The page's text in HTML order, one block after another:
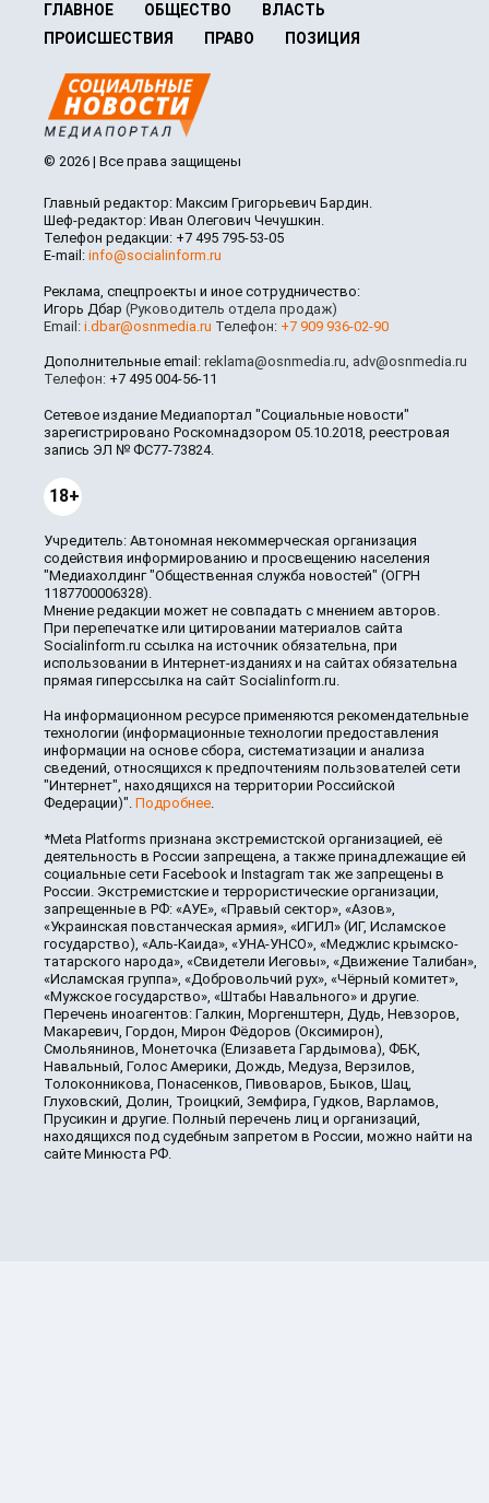
ГЛАВНОЕ ОБЩЕСТВО
ВЛАСТЬ
ПРОИСШЕСТВИЯ
ПРАВО ПОЗИЦИЯ
© 2026 | Все права защищены
Главный редактор: Максим Григорьевич Бардин.
Шеф-редактор: Иван Олегович Чечушкин.
Телефон редакции: +7 495 795-53-05
E-mail: info@socialinform.ru
Реклама, спецпроекты и иное сотрудничество:
Игорь Дбар (Руководитель отдела продаж)
Email: i.dbar@osnmedia.ru Телефон: +7 909 936-02-90
Дополнительные email: reklama@osnmedia.ru, adv@osnmedia.ru
Телефон: +7 495 004-56-11
Сетевое издание Медиапортал "Социальные новости"
зарегистрировано Роскомнадзором 05.10.2018, реестровая
запись ЭЛ № ФС77-73824.
18+
Учредитель: Автономная некоммерческая организация
содействия информированию и просвещению населения
"Медиахолдинг "Общественная служба новостей" (ОГРН
1187700006328).
Мнение редакции может не совпадать с мнением авторов.
При перепечатке или цитировании материалов сайта
Socialinform.ru ссылка на источник обязательна, при
использовании в Интернет-изданиях и на сайтах обязательна
прямая гиперссылка на сайт Socialinform.ru.
На информационном ресурсе применяются рекомендательные
технологии (информационные технологии предоставления
информации на основе сбора, систематизации и анализа
сведений, относящихся к предпочтениям пользователей сети
"Интернет", находящихся на территории Российской
Федерации)". Подробнее.
*Meta Platforms признана экстремистской организацией, её
деятельность в России запрещена, а также принадлежащие ей
социальные сети Facebook и Instagram так же запрещены в
России. Экстремистские и террористические организации,
запрещенные в РФ: «АУЕ», «Правый сектор», «Азов»,
«Украинская повстанческая армия», «ИГИЛ» (ИГ, Исламское
государство), «Аль-Каида», «УНА-УНСО», «Меджлис крымско-
татарского народа», «Свидетели Иеговы», «Движение Талибан»,
«Исламская группа», «Добровольчий рух», «Чёрный комитет»,
«Мужское государство», «Штабы Навального» и другие.
Перечень иноагентов: Галкин, Моргенштерн, Дудь, Невзоров,
Макаревич, Гордон, Мирон Фёдоров (Оксимирон),
Смольянинов, Монеточка (Елизавета Гардымова), ФБК,
Навальный, Голос Америки, Дождь, Медуза, Верзилов,
Толоконникова, Понасенков, Пивоваров, Быков, Шац,
Глуховский, Долин, Троицкий, Земфира, Гудков, Варламов,
Прусикин и другие. Полный перечень лиц и организаций,
находящихся под судебным запретом в России, можно найти на
сайте Минюста РФ.